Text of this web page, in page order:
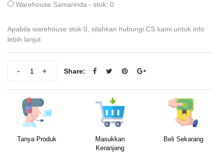
Warehouse Samarinda - stok: 0
Apabila warehouse stok 0, silahkan hubungi CS kami untuk info
lebih lanjut.
+
- Share:
Tanya Produk
Masukkan
Keranjang
Beli Sekarang